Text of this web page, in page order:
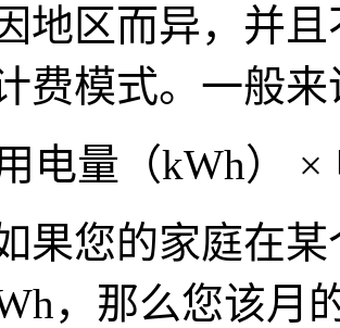
地区而异，并
费模式。一般
电量（kWh）
果您的家庭在
，那么您该月